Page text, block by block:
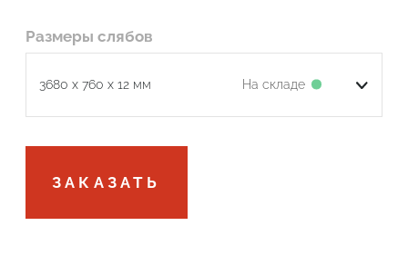
Размеры слябов
3680 x 760 x 12 мм На складе
ЗАКАЗАТЬ